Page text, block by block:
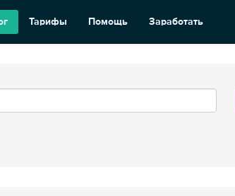
Тарифы Помощь Заработать